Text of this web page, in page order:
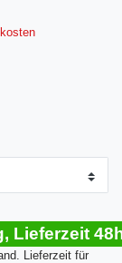
Lieferzeit
Lieferzeit für